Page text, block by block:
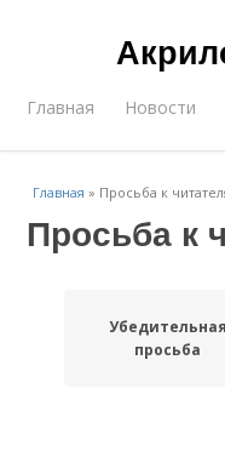
Главная Новости
Главная » Просьба к
Просьба к
Убедительная
просьба